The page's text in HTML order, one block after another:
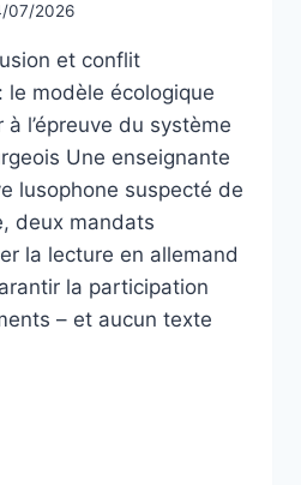
07/2026
et conflit
le modèle écologique
l’épreuve du système
Une enseignante
lusophone suspecté de
deux mandats
la lecture en allemand
la participation
– et aucun texte